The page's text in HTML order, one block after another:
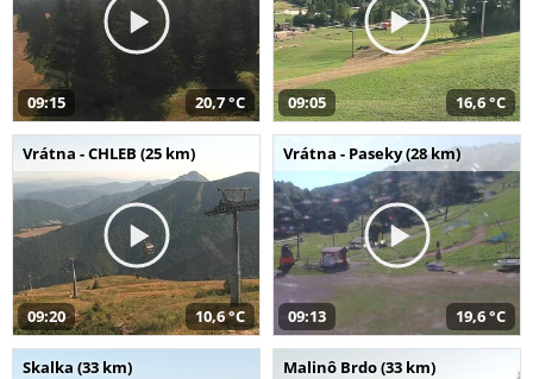
09:15 20,7 °C 09:05 16,6 °C
Vrátna - CHLEB (25 km)
09:20 10,6 °C
Vrátna - Paseky (28 km)
09:13 19,6 °C
Skalka (33 km) Malinô Brdo (33 km)